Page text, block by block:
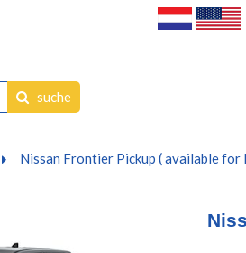
suche
Nissan Frontier Pickup ( available for